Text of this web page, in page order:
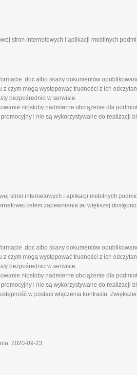
stron internetowych i aplikacji mobilnych
.doc albo skany dokumentów
czym mogą występować trudności z ich
bezpośrednio w serwisie.
niosłoby nadmierne obciążenie dla
i nie są wykorzystywane do realizacji
stron internetowych i aplikacji mobilnych
celem zapewnienia jej większej
.doc albo skany dokumentów
czym mogą występować trudności z ich
bezpośrednio w serwisie.
niosłoby nadmierne obciążenie dla
i nie są wykorzystywane do realizacji
w postaci włączenia kontrastu.
2020-09-23